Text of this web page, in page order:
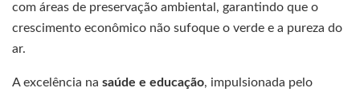
com áreas de preservação ambiental, garantindo que o
crescimento econômico não sufoque o verde e a pureza do
ar.
A excelência na saúde e educação, impulsionada pelo